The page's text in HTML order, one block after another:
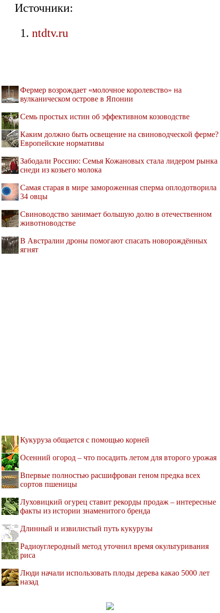
Источники:
ntdtv.ru
Фермер возрождает «молочное королевство» на
вулканическом острове в Японии
Семь простых истин об эффективном козоводстве
Каким должно быть освещение на свиноводческой ферме?
Европейские нормативы
Забодали Россию: Семья Кожановых стала лидером рынка
снеди из козьего молока
Самая старая в мире замороженная сперма оплодотворила
34 овцы
Свиноводство занимает большую долю в отечественном
животноводстве
В Австралии дроны помогают спасать новорождённых
ягнят
Кукуруза общается с помощью корней
Осенний огород – что посадить летом для второго урожая
Впервые полностью расшифрован геном предка всех
сортов пшеницы
Луховицкий огурец ставит рекорды продаж – интересные
факты из истории знаменитого бренда
Длинный и извилистый путь кукурузы
Радиоуглеродный метод уточнил время окультуривания
риса
Люди начали использовать плоды дерева какао 5000 лет
назад